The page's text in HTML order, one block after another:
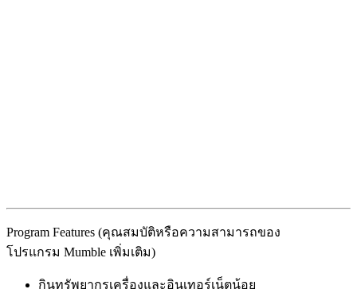
Program Features (คุณสมบัติหรือความสามารถของ
โปรแกรม Mumble เพิ่มเติม)
กินทรัพยากรเครื่องและอินเทอร์เน็ตน้อย